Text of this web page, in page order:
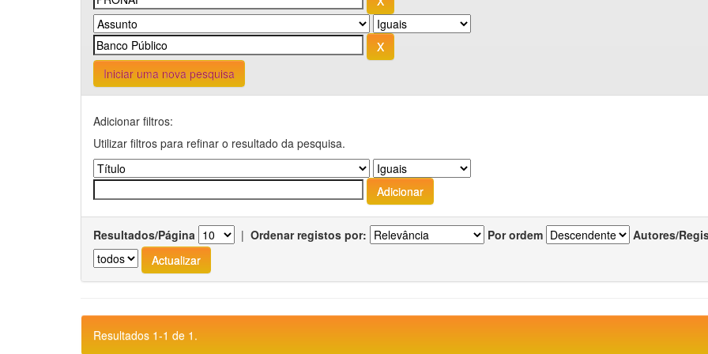
Iniciar uma nova pesquisa
Adicionar filtros:
Utilizar filtros para refinar o resultado da pesquisa.
Resultados/Página | Ordenar registos por: Por ordem Autores/
Resultados 1-1 de 1.